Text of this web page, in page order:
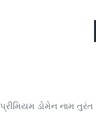
પ્રીમિયમ ડોમેન નામ તુરંત